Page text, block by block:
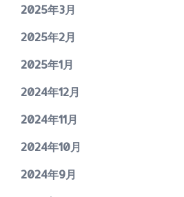
2025年3月
2025年2月
2025年1月
2024年12月
2024年11月
2024年10月
2024年9月